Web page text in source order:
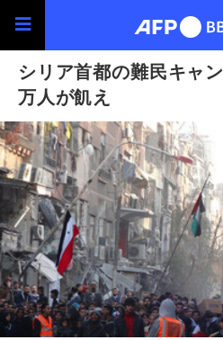
シリア首都の難民キャ
万人が飢え